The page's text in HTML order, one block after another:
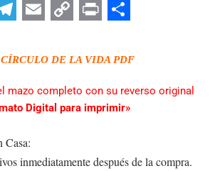
Link
CÍRCULO DE LA VIDA PDF
mazo completo con su reverso original
Digital para imprimir»
Casa:
inmediatamente después de la compra.